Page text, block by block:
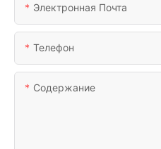
Электронная Почта
Телефон
Содержание